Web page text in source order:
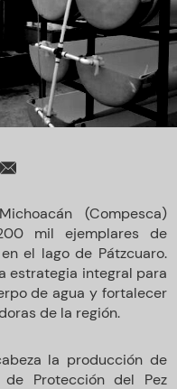
(Compesca)
mil ejemplares de
el lago de Pátzcuaro.
estrategia integral para
de agua y fortalecer
de la región.
la producción de
Protección del Pez